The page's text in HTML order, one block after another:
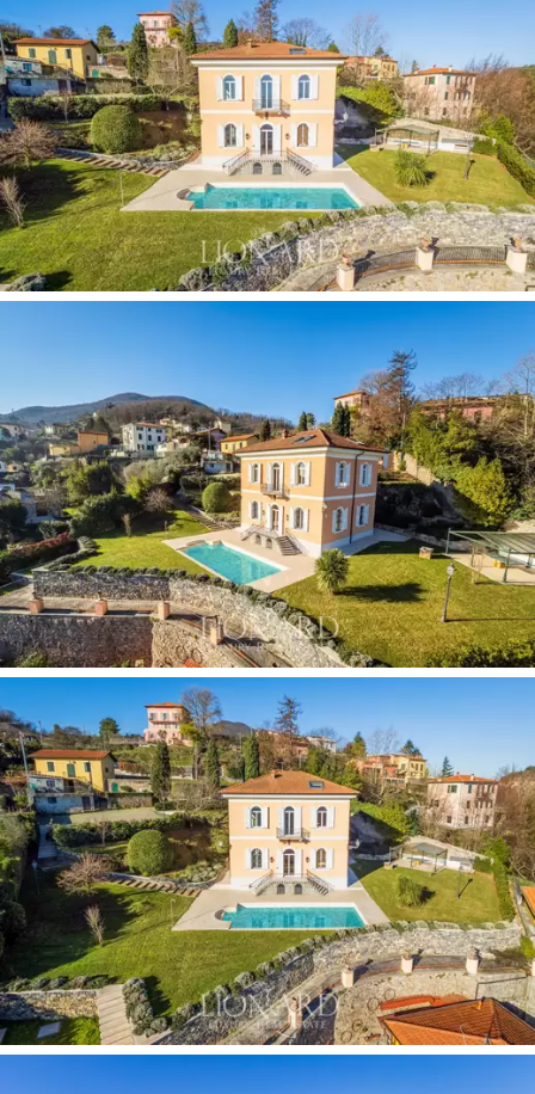
hagen, fullfører de flotte funksjonene til denne
elegante eiendommen til salgs i La Spezia.